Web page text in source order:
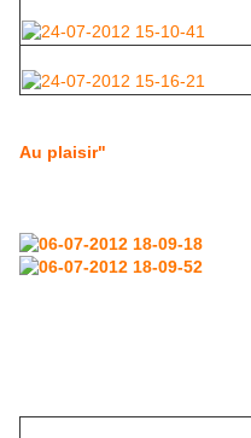
Au plaisir"